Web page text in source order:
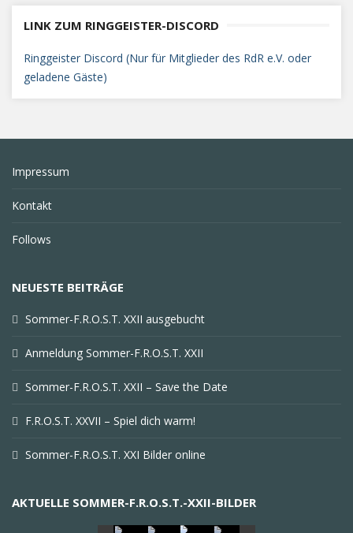
LINK ZUM RINGGEISTER-DISCORD
Ringgeister Discord (Nur für Mitglieder des RdR e.V. oder
geladene Gäste)
Impressum
Kontakt
Follows
NEUESTE BEITRÄGE
Sommer-F.R.O.S.T. XXII ausgebucht
Anmeldung Sommer-F.R.O.S.T. XXII
Sommer-F.R.O.S.T. XXII – Save the Date
F.R.O.S.T. XXVII – Spiel dich warm!
Sommer-F.R.O.S.T. XXI Bilder online
AKTUELLE SOMMER-F.R.O.S.T.-XXII-BILDER